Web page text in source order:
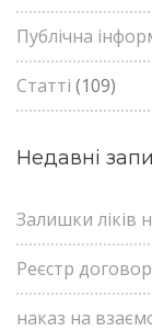
Публічна
Статті (109)
Недавні
Залишки ліків
Реєстр
наказ на